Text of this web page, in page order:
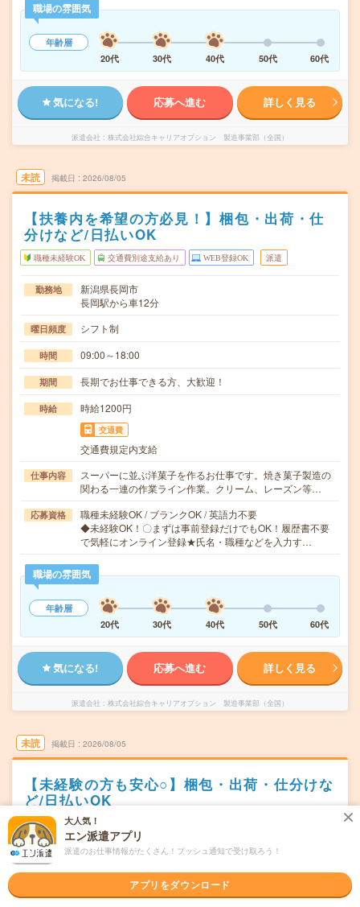
職場の雰囲気
年齢層
20代
30代 40代 50代 60代
気になる! 応募へ進む 詳しく見る
派遣会社 株式会社綜合キャリアオプション 製造事業部（全国）
未読 掲載日 2026/08/05
【扶養内を希望の方必見！】梱包・出荷・仕
分けなど/日払いOK
職種未経験OK 交通費別途支給あり WEB登録OK 派遣
勤務地
新潟県長岡市
長岡駅から車12分
曜日頻度 シフト制
時間 09:00～18:00
期間 長期でお仕事できる方、大歓迎！
時給 時給1200円
交通費
交通費規定内支給
仕事内容
スーパーに並ぶ洋菓子を作るお仕事です。焼き菓子製造の
関わる一連の作業ライン作業。クリーム、レーズン等…
応募資格
職種未経験OK / ブランクOK / 英語力不要
◆未経験OK！〇まずは事前登録だけでもOK！履歴書不要
で気軽にオンライン登録★氏名・職種などを入力す…
職場の雰囲気
年齢層
20代
30代 40代 50代 60代
気になる! 応募へ進む 詳しく見る
派遣会社 株式会社綜合キャリアオプション 製造事業部（全国）
未読 掲載日 2026/08/05
【未経験の方も安心○】梱包・出荷・仕分けな
ど/日払いOK
職種未経験OK
派遣
勤務地
新潟県胎内市
中条駅から車9分
大人気！
エン派遣アプリ
派遣のお仕事情報がたくさん！プッシュ通知で受け取ろう！
アプリをダウンロード